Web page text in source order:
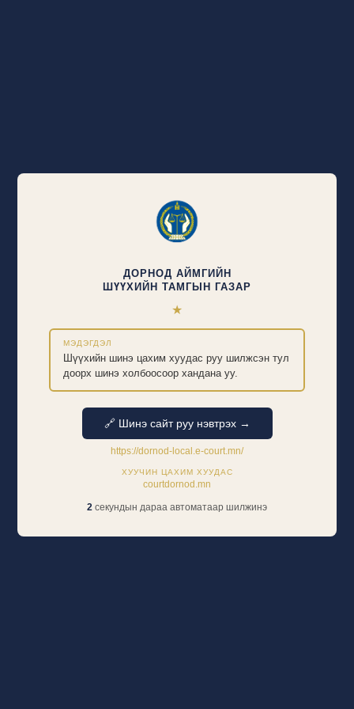
ДОРНОД АЙМГИЙН
ШҮҮХИЙН ТАМГЫН ГАЗАР
★
МЭДЭГДЭЛ
Шүүхийн шинэ цахим хуудас руу шилжсэн тул
доорх шинэ холбоосоор хандана уу.
🔗 Шинэ сайт руу нэвтрэх →
https://dornod-local.e-court.mn/
ХУУЧИН ЦАХИМ ХУУДАС
courtdornod.mn
2 секундын дараа автоматаар шилжинэ